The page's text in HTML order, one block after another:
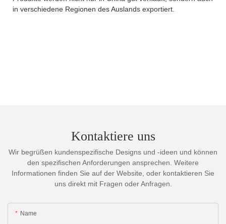
in verschiedene Regionen des Auslands exportiert.
Kontaktiere uns
Wir begrüßen kundenspezifische Designs und -ideen und können
den spezifischen Anforderungen ansprechen. Weitere
Informationen finden Sie auf der Website, oder kontaktieren Sie
uns direkt mit Fragen oder Anfragen.
Name